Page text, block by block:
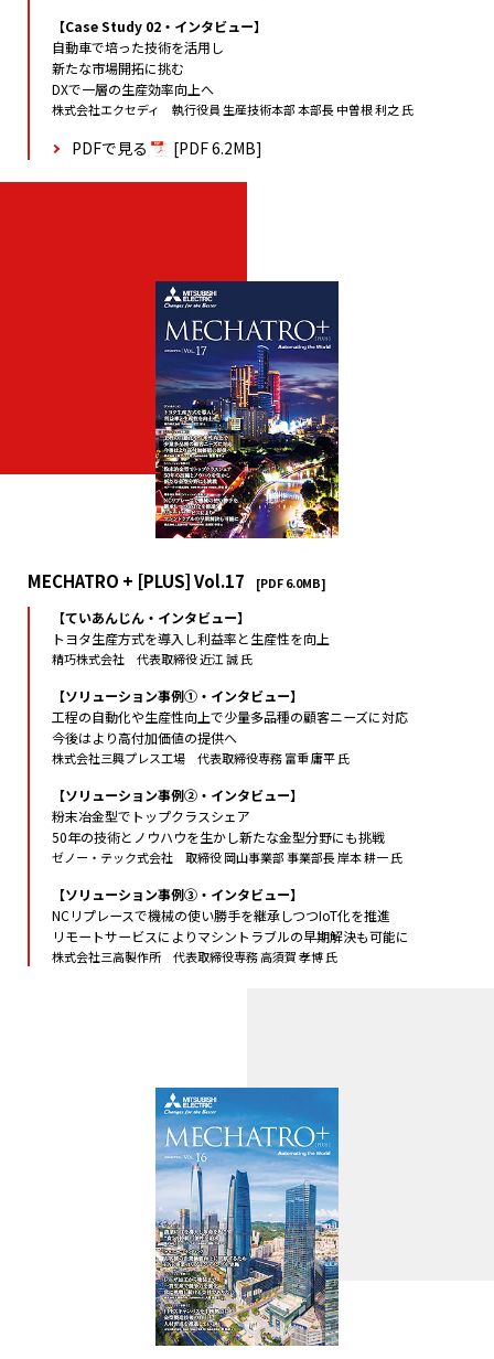
【Case Study 02・インタビュー】
自動車で培った技術を活用し
新たな市場開拓に挑む
DXで一層の生産効率向上へ
株式会社エクセディ 執行役員 生産技術本部 本部長 中曽根 利之 氏
PDFで見る [PDF 6.2MB]
MECHATRO + [PLUS] Vol.17 [PDF 6.0MB]
【ていあんじん・インタビュー】
トヨタ生産方式を導入し利益率と生産性を向上
精巧株式会社 代表取締役 近江 誠 氏
【ソリューション事例①・インタビュー】
工程の自動化や生産性向上で少量多品種の顧客ニーズに対応
今後はより高付加価値の提供へ
株式会社三興プレス工場 代表取締役専務 富重 庸平 氏
【ソリューション事例②・インタビュー】
粉末冶金型でトップクラスシェア
50年の技術とノウハウを生かし新たな金型分野にも挑戦
ゼノー・テック式会社 取締役 岡山事業部 事業部長 岸本 耕一 氏
【ソリューション事例③・インタビュー】
NCリプレースで機械の使い勝手を継承しつつIoT化を推進
リモートサービスによりマシントラブルの早期解決も可能に
株式会社三高製作所 代表取締役専務 高須賀 孝博 氏